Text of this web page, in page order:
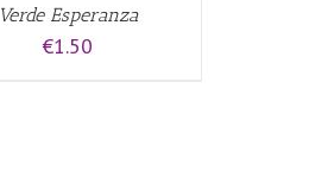
Verde Esperanza
€1.50